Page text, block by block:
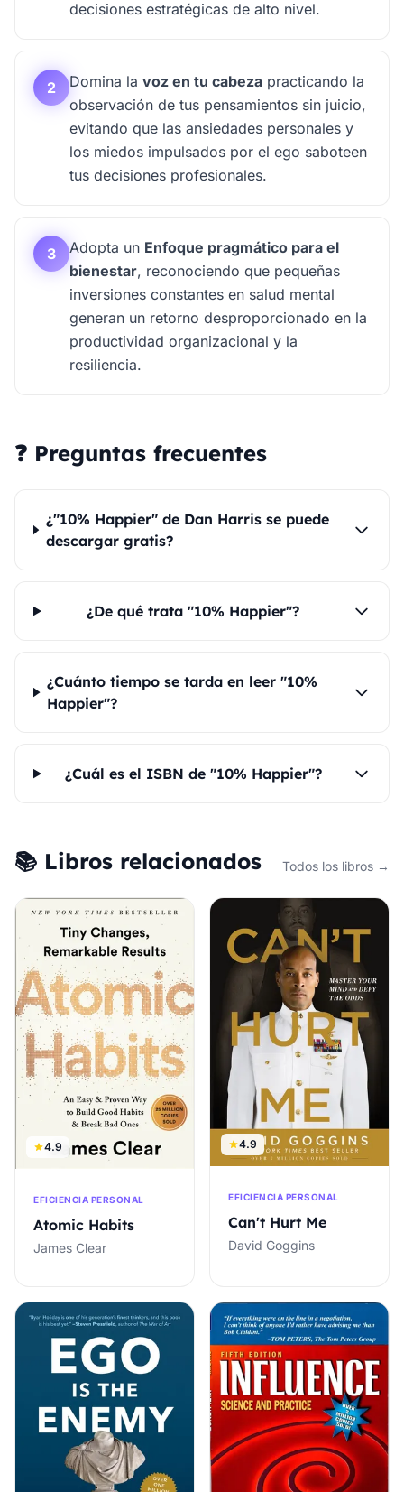
decisiones estratégicas de alto nivel.
2 Domina la voz en tu cabeza practicando la
observación de tus pensamientos sin juicio,
evitando que las ansiedades personales y
los miedos impulsados por el ego saboteen
tus decisiones profesionales.
3 Adopta un Enfoque pragmático para el
bienestar, reconociendo que pequeñas
inversiones constantes en salud mental
generan un retorno desproporcionado en la
productividad organizacional y la
resiliencia.
❓ Preguntas frecuentes
¿"10% Happier" de Dan Harris se puede
descargar gratis?
¿De qué trata "10% Happier"?
¿Cuánto tiempo se tarda en leer "10%
Happier"?
¿Cuál es el ISBN de "10% Happier"?
📚 Libros relacionados Todos los libros →
4.9
EFICIENCIA PERSONAL
Atomic Habits
James Clear
4.9
EFICIENCIA PERSONAL
Can't Hurt Me
David Goggins